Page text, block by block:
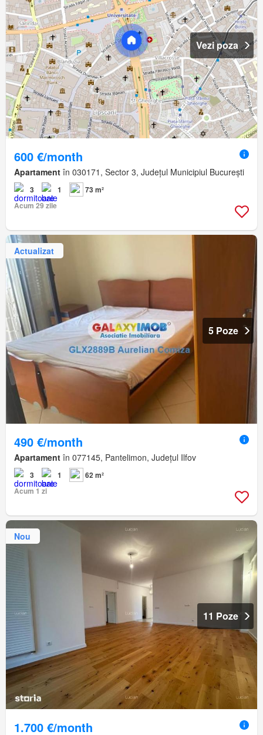
Vezi poza
600 €/month
Apartament în 030171, Sector 3, Județul Municipiul București
3 1
73 m²
Acum 29 zile
Actualizat
5 Poze
490 €/month
Apartament în 077145, Pantelimon, Județul Ilfov
3 1
62 m²
Acum 1 zi
Nou
11 Poze
1.700 €/month